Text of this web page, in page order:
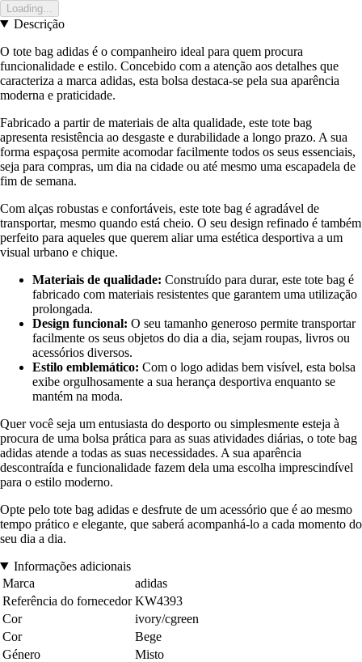
Loading...
Descrição
O tote bag adidas é o companheiro ideal para quem procura
funcionalidade e estilo. Concebido com a atenção aos detalhes que
caracteriza a marca adidas, esta bolsa destaca-se pela sua aparência
moderna e praticidade.
Fabricado a partir de materiais de alta qualidade, este tote bag
apresenta resistência ao desgaste e durabilidade a longo prazo. A sua
forma espaçosa permite acomodar facilmente todos os seus essenciais,
seja para compras, um dia na cidade ou até mesmo uma escapadela de
fim de semana.
Com alças robustas e confortáveis, este tote bag é agradável de
transportar, mesmo quando está cheio. O seu design refinado é também
perfeito para aqueles que querem aliar uma estética desportiva a um
visual urbano e chique.
Materiais de qualidade: Construído para durar, este tote bag é
fabricado com materiais resistentes que garantem uma utilização
prolongada.
Design funcional: O seu tamanho generoso permite transportar
facilmente os seus objetos do dia a dia, sejam roupas, livros ou
acessórios diversos.
Estilo emblemático: Com o logo adidas bem visível, esta bolsa
exibe orgulhosamente a sua herança desportiva enquanto se
mantém na moda.
Quer você seja um entusiasta do desporto ou simplesmente esteja à
procura de uma bolsa prática para as suas atividades diárias, o tote bag
adidas atende a todas as suas necessidades. A sua aparência
descontraída e funcionalidade fazem dela uma escolha imprescindível
para o estilo moderno.
Opte pelo tote bag adidas e desfrute de um acessório que é ao mesmo
tempo prático e elegante, que saberá acompanhá-lo a cada momento do
seu dia a dia.
Informações adicionais
Marca
adidas
Referência do fornecedor KW4393
Cor
ivory/cgreen
Cor
Bege
Género
Misto